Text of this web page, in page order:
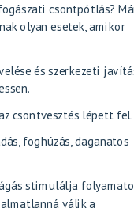
csontpótlás?
olyan esetek, amikor
és szerkezeti
csontvesztés lépett fel.
foghúzás, daganatos
stimulálja
válik a